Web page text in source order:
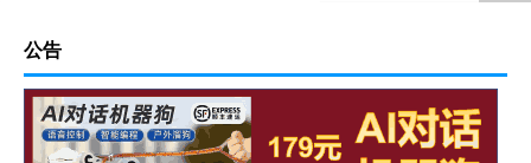
公告